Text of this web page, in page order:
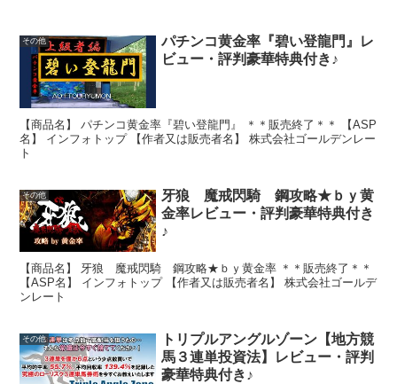
その他
パチンコ黄金率『碧い登龍門』レ
ビュー・評判豪華特典付き♪
【商品名】 パチンコ黄金率『碧い登龍門』 ＊＊販売終了＊＊ 【ASP
名】 インフォトップ 【作者又は販売者名】 株式会社ゴールデンレー
ト
その他
牙狼 魔戒閃騎 鋼攻略★ｂｙ黄
金率レビュー・評判豪華特典付き
♪
【商品名】 牙狼 魔戒閃騎 鋼攻略★ｂｙ黄金率 ＊＊販売終了＊＊
【ASP名】 インフォトップ 【作者又は販売者名】 株式会社ゴールデ
ンレート
その他
トリプルアングルゾーン【地方競
馬３連単投資法】レビュー・評判
豪華特典付き♪